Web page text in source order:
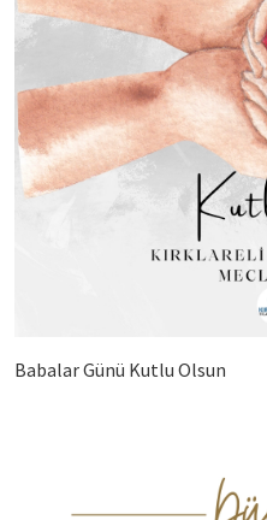
Babalar Günü Kutlu Olsun